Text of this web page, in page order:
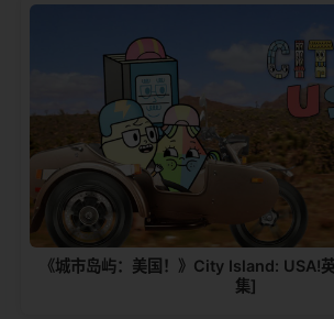
《城市岛屿：美国！》City Island: USA!
集]